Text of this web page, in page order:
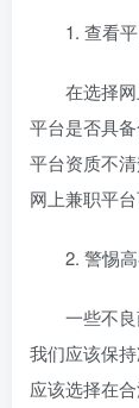
1. 查看
在选择
平台是否具
平台资质不
网上兼职平
2. 警惕
一些不
我们应该保
应该选择在